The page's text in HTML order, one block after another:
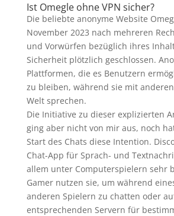
Ist Omegle ohne VPN sicher?
Die beliebte anonyme Website
November 2023 nach mehreren
und Vorwürfen bezüglich ihres
Sicherheit plötzlich geschlossen.
Plattformen, die es Benutzern
zu bleiben, während sie mit
Welt sprechen.
Die Initiative zu dieser explizierten
ging aber nicht von mir aus, noch
Start des Chats diese Intention.
Chat-App für Sprach- und
allem unter Computerspielern sehr
Gamer nutzen sie, um während
anderen Spielern zu chatten oder
entsprechenden Servern für